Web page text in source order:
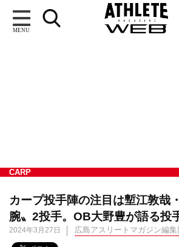
MENU
CARP
カープ投手陣の注目は塹江敦哉
腕〟2投手。OB大野豊が語る投
2024年3月27日 広島アスリートマガジン編集